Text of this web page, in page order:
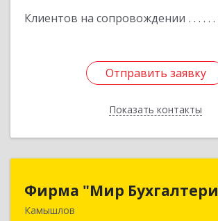
Клиентов на сопровождении
Отправить заявку
Показать контакты
Отправить заявку
Назад
Фирма "Мир
Камышлов624860, Свердловская обл,